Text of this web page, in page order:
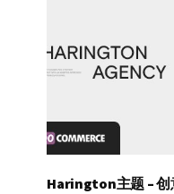
Harington主题 –